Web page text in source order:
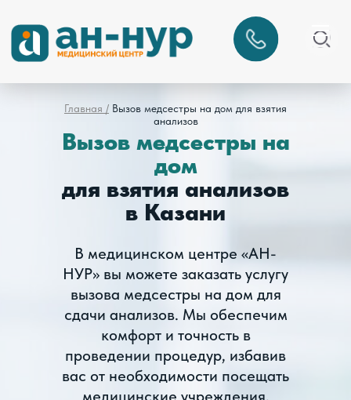
Вызов медсестры на
дом
для взятия анализов
в Казани
В медицинском центре «АН-
НУР» вы можете заказать услугу
вызова медсестры на дом для
сдачи анализов. Мы обеспечим
комфорт и точность в
проведении процедур, избавив
вас от необходимости посещать
медицинские учреждения.
Главная / Вызов медсестры на дом для взятия
анализов